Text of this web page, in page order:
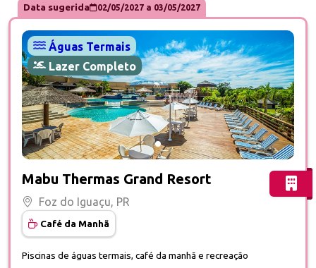
Data sugerida 02/05/2027a 03/05/2027
Águas Termais
Lazer Completo
Mabu Thermas Grand Resort
Foz do Iguaçu, PR
Café da Manhã
Piscinas de águas termais, café da manhã e recreação